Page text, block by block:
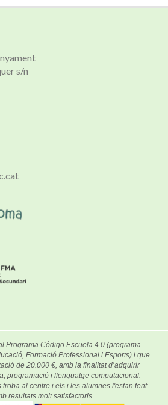
s/n
Programa Código Escuela 4.0 (programa
Formació Professional i Esports) i que
de 20.000 €, amb la finalitat d’adquirir
programació i llenguatge computacional.
al centre i els i les alumnes l'estan fent
resultats molt satisfactoris.